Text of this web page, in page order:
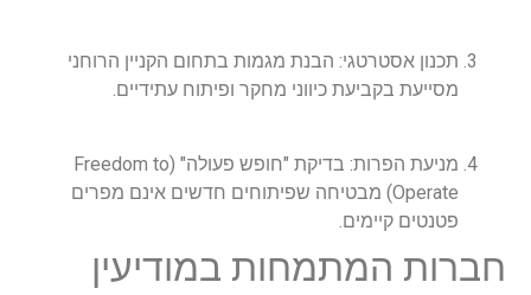
תכנון אסטרטגי: הבנת מגמות בתחום הקניין הרוחני
מסייעת בקביעת כיווני מחקר ופיתוח עתידיים.
מניעת הפרות: בדיקת "חופש פעולה" (Freedom to
Operate) מבטיחה שפיתוחים חדשים אינם מפרים
פטנטים קיימים.
חברות המתמחות במודיעין